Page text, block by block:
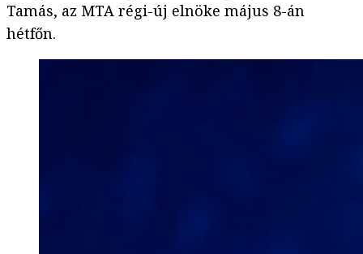
Tamás, az MTA régi-új elnöke május 8-án
hétfőn.